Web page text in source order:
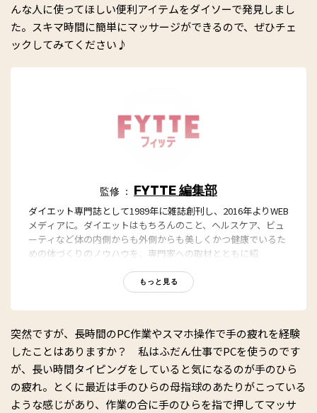
んな人に使ってほしい便利アイテムをダイソーで発見しまし
た。スキマ時間に簡単にマッサージができるので、ぜひチェ
ックしてみてください♪
監修 ： FYTTE 編集部
ダイエット専門誌として1989年に雑誌創刊し、2016年よりWEB
メディアに。ダイエットはもちろんのこと、ヘルスケア、ビュ
ーティなど体の内側からも外側からも美しくかつ健康でいるた
めの体づくりのノウハウを、専門家への取材とともに紹
もに、編集部員も自らさまざまなヘルシーネタを日々お試し
もっと見る
突然ですが、長時間のPC作業やスマホ操作で手の疲れを経験
したことはありますか？ 私はふだん仕事でPCを使うのです
が、長い時間タイピングをしていると気になるのが手のひら
の疲れ。とくに最近は手のひらの母指球のあたりがこっている
ような感じがあり、作業の合に手のひらを指で押してマッサ